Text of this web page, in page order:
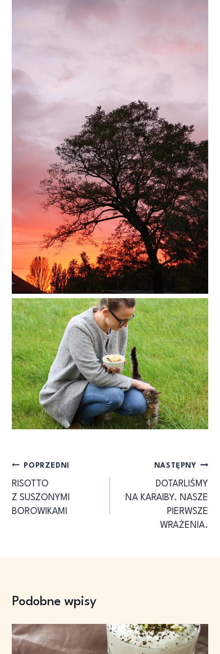
Nawigacja
wpisu
POPRZEDNI
RISOTTO
Z SUSZONYMI
BOROWIKAMI
NASTĘPNY
DOTARLIŚMY
NA KARAIBY. NASZE
PIERWSZE
WRAŻENIA.
Podobne wpisy